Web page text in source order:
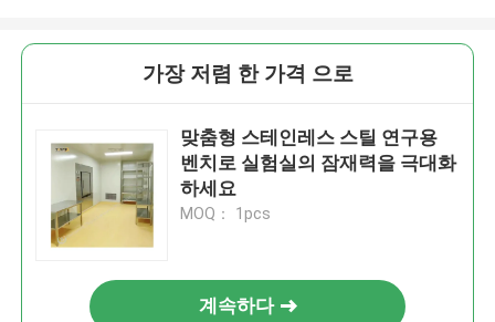
가장 저렴 한 가격 으로
맞춤형 스테인레스 스틸 연구용
벤치로 실험실의 잠재력을 극대화
하세요
MOQ： 1pcs
계속하다